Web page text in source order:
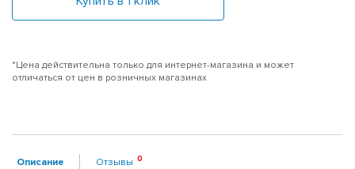
*Цена действительна только для интернет-магазина и может
отличаться от цен в розничных магазинах
Описание Отзывы